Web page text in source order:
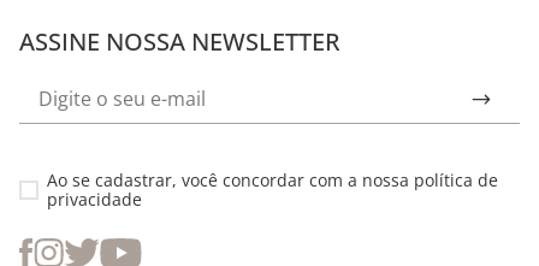
ASSINE NOSSA NEWSLETTER
Ao se cadastrar, você concordar com a nossa política de
privacidade